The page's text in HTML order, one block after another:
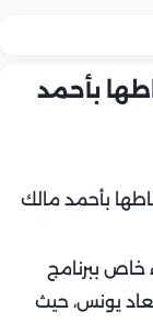
بأحمد
خاص ببرنامج
يونس، حيث